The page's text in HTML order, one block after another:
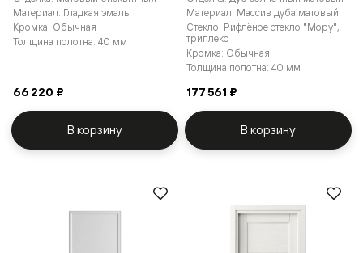
Материал: Гладкая эмаль
Кромка: Обычная
Толщина полотна: 40 мм
66 220 ₽
В корзину
Материал: Массив дуба матовый
Стекло: Рифлёное стекло "Мору",
триплекс
Кромка: Обычная
Толщина полотна: 40 мм
177 561 ₽
В корзину